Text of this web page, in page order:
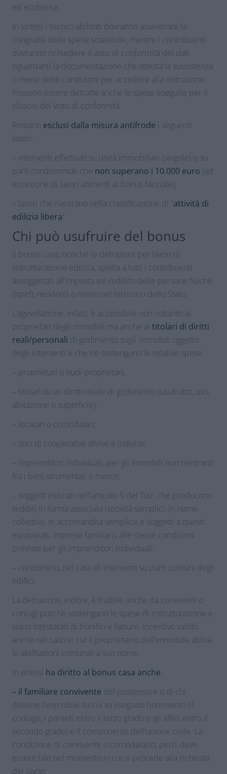
ed ecobonus.
In sintesi i tecnici abilitati dovranno asseverare la
congruità delle spese sostenute, mentre i contribuenti
dovranno richiedere il visto di conformità dei dati
riguardanti la documentazione che attesta la sussistenza
o meno delle condizioni per accedere alla detrazione.
Possono essere detratte anche le spese eseguite per il
rilascio del visto di conformità.
Restano esclusi dalla misura antifrode i seguenti
lavori:
– interventi effettuati su unità immobiliari (singole) o su
parti condominiali che non superano i 10.000 euro (ad
eccezione di lavori attinenti al bonus facciate);
– lavori che rientrano nella classificazione di “attività di
edilizia libera“.
Chi può usufruire del bonus
Il bonus casa, nonché le detrazioni per lavori di
ristrutturazione edilizia, spetta a tutti i contribuenti
assoggettati all’imposta sul reddito delle persone fisiche
(Irpef), residenti o meno nel territorio dello Stato.
L’agevolazione, infatti, è accessibile non soltanto ai
proprietari degli immobili ma anche ai titolari di diritti
reali/personali di godimento sugli immobili oggetto
degli interventi e che ne sostengono le relative spese:
– proprietari o nudi proprietari;
– titolari di un diritto reale di godimento (usufrutto, uso,
abitazione o superficie);
– locatari o comodatari;
– soci di cooperative divise e indivise;
– imprenditori individuali, per gli immobili non rientranti
fra i beni strumentali o merce;
– soggetti indicati nell’articolo 5 del Tuir, che producono
redditi in forma associata (società semplici, in nome
collettivo, in accomandita semplice e soggetti a questi
equiparati, imprese familiari), alle stesse condizioni
previste per gli imprenditori individuali;
– condomino, nel caso di interventi su parti comuni degli
edifici.
La detrazione, inoltre, è fruibile anche da conviventi o
coniugi purché sostengano le spese di ristrutturazione e
siano intestatari di bonifici e fatture. Incentivo valido
anche nel caso in cui il proprietario dell’immobile abbia
le abilitazioni comunali a suo nome.
In sintesi ha diritto al bonus casa anche
– il familiare convivente del possessore o di chi
detiene l’immobile su cui va eseguito l’intervento (il
coniuge, i parenti entro il terzo grado e gli affini entro il
secondo grado) e il componente dell’unione civile. La
condizione di convivente o comodatario, però, deve
essere tale nel momento in cui si procede alla richiesta
dei lavori;